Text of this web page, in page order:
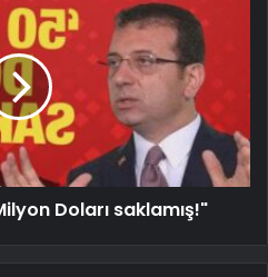
Doları saklamış!"